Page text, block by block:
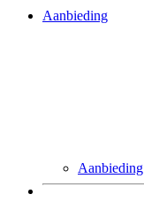
Aanbieding
Aanbieding